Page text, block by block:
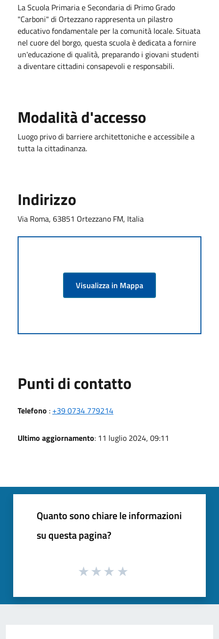
La Scuola Primaria e Secondaria di Primo Grado
"Carboni" di Ortezzano rappresenta un pilastro
educativo fondamentale per la comunità locale. Situata
nel cuore del borgo, questa scuola è dedicata a fornire
un'educazione di qualità, preparando i giovani studenti
a diventare cittadini consapevoli e responsabili.
Modalità d'accesso
Luogo privo di barriere architettoniche e accessibile a
tutta la cittadinanza.
Indirizzo
Via Roma, 63851 Ortezzano FM, Italia
Visualizza in Mappa
Punti di contatto
Telefono : +39 0734 779214
Ultimo aggiornamento: 11 luglio 2024, 09:11
Quanto sono chiare le informazioni
su questa pagina?